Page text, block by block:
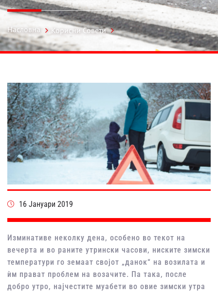
Насловна Корисни Совети
16 Јануари 2019
Изминативе неколку дена, особено во текот на
вечерта и во раните утрински часови, ниските зимски
температури го земаат својот „данок“ на возилата и
ѝм прават проблем на возачите. Па така, после
добро утро, најчестите муабети во овие зимски утра